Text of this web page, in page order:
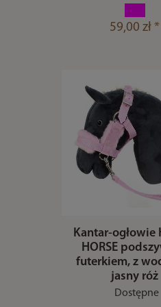
59,00 zł *
Kantar-ogłowie
HORSE
futerkiem, z
jasny róż
Dostępne